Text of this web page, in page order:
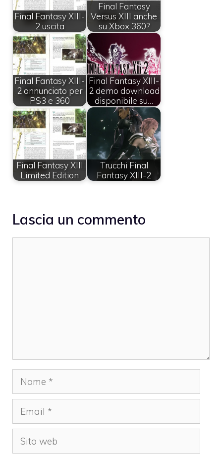
Final Fantasy XIII-
2 uscita
Final Fantasy
Versus XIII anche
su Xbox 360?
Final Fantasy XIII-
2 annunciato per
PS3 e 360
Final Fantasy XIII-
2 demo download
disponibile su…
Final Fantasy XIII
Limited Edition
Trucchi Final
Fantasy XIII-2
Lascia un commento
Nome
Email
Sito
web